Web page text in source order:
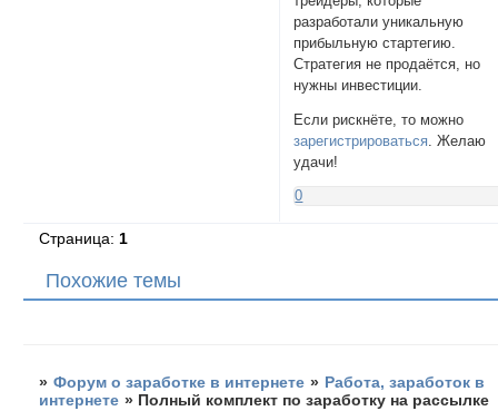
разработали уникальную
прибыльную стартегию.
Стратегия не продаётся, но
нужны инвестиции.
Если рискнёте, то можно
зарегистрироваться. Желаю
удачи!
0
Страница:1
Похожие темы
» Форум о заработке в интернете » Работа, заработок в
интернете » Полный комплект по заработку на рассылке